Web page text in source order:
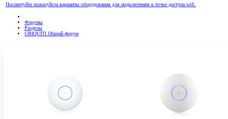
Посоветуйте пожалуйста варианты оборудования для подключения к точке доступа wifi.
Форумы
Разделы
UBIQUITI Общий форум